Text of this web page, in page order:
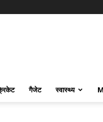
गैजेट स्वास्थ्य